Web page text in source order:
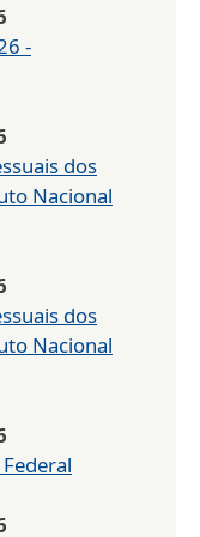
-
dos
Nacional
dos
Nacional